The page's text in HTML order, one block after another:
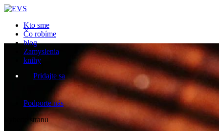
Kto sme
Čo robíme
blog
Zamyslenia
knihy
Pridajte sa
Podporte nás
Vyberte stranu